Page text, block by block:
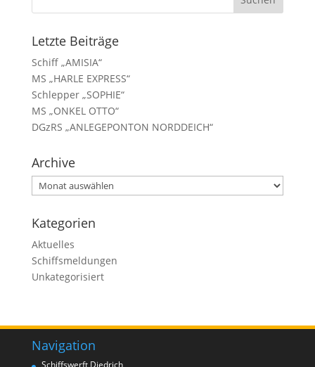
Letzte Beiträge
Schiff „AMISIA“
MS „HARLE EXPRESS“
Schlepper „SOPHIE“
MS „ONKEL OTTO“
DGzRS „ANLEGEPONTON NORDDEICH“
Archive
Kategorien
Aktuelles
Schiffsmeldungen
Unkategorisiert
Navigation
Schiffswerft Diedrich